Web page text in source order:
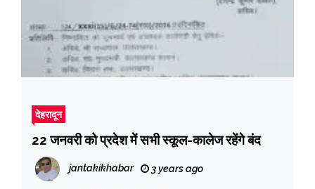
देहरादून
22 जनवरी को प्रदेश में सभी स्कूल-कालेज रहेंगे बंद
jantakikhabar 3 years ago